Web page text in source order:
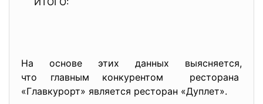
На основе этих данных выясняется,
что главным конкурентом ресторана
«Главкурорт» является ресторан «Дуплет».